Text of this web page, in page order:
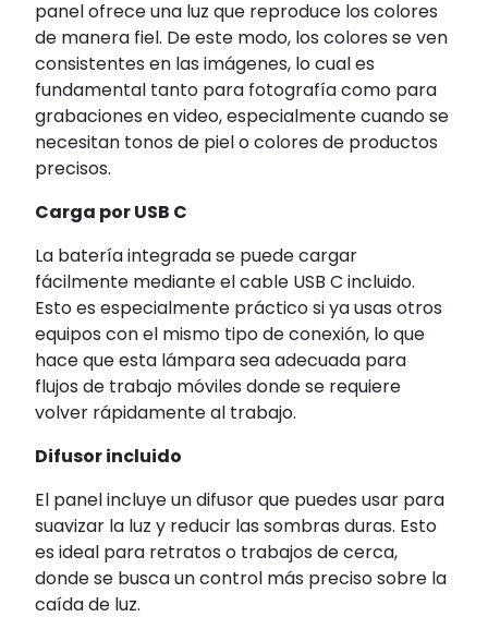
panel ofrece una luz que reproduce los colores
de manera fiel. De este modo, los colores se ven
consistentes en las imágenes, lo cual es
fundamental tanto para fotografía como para
grabaciones en video, especialmente cuando se
necesitan tonos de piel o colores de productos
precisos.
Carga por USB C
La batería integrada se puede cargar
fácilmente mediante el cable USB C incluido.
Esto es especialmente práctico si ya usas otros
equipos con el mismo tipo de conexión, lo que
hace que esta lámpara sea adecuada para
flujos de trabajo móviles donde se requiere
volver rápidamente al trabajo.
Difusor incluido
El panel incluye un difusor que puedes usar para
suavizar la luz y reducir las sombras duras. Esto
es ideal para retratos o trabajos de cerca,
donde se busca un control más preciso sobre la
caída de luz.